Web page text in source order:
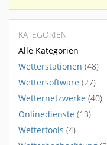
KATEGORIEN
Alle Kategorien
Wetterstationen (48)
Wettersoftware (27)
Wetternetzwerke (40)
Onlinedienste (13)
Wettertools (4)